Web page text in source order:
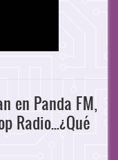
en Panda FM,
Radio...¿Qué